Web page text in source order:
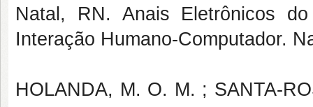
Natal, RN. Anais Eletrônicos
Interação Humano-Computador.
HOLANDA, M. O. M. ; SANTA-